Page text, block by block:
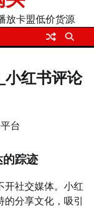
放卡盟低价货源
小红书评论
台
踪迹
开社交媒体。小红
分享文化，吸引